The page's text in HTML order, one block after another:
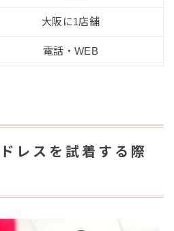
大阪に1店舗
電話・WEB
レスを試着する際